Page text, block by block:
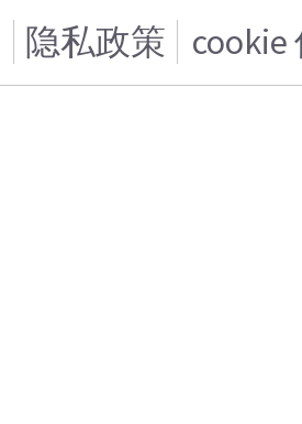
隐私政策 cookie